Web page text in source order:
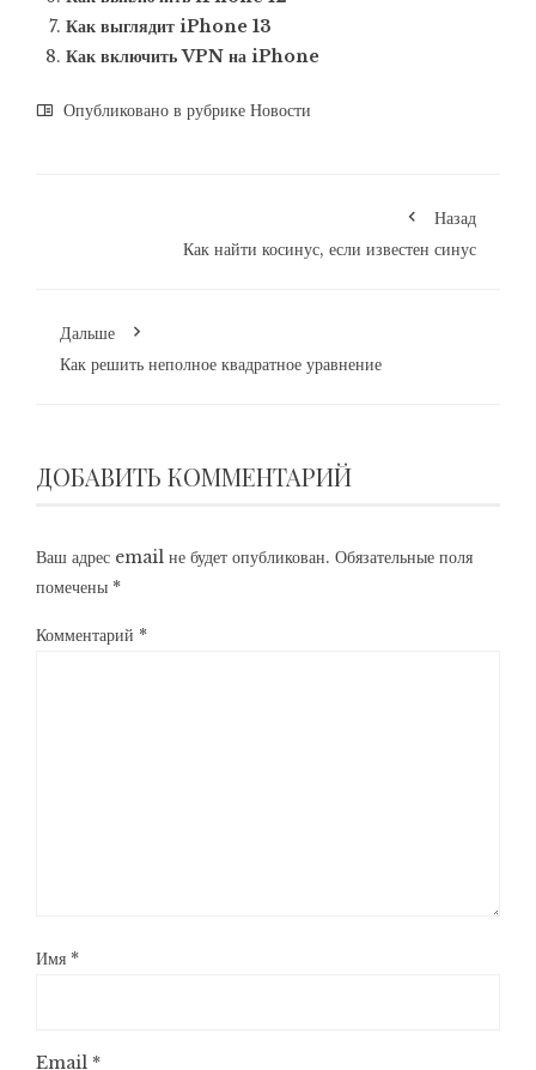
Как выглядит iPhone 13
Как включить VPN на iPhone
Опубликовано в рубрике Новости
Назад
Как найти косинус, если известен синус
Дальше
Как решить неполное квадратное уравнение
ДОБАВИТЬ КОММЕНТАРИЙ
Ваш адрес email не будет опубликован. Обязательные поля
помечены *
Комментарий *
Имя *
Email *